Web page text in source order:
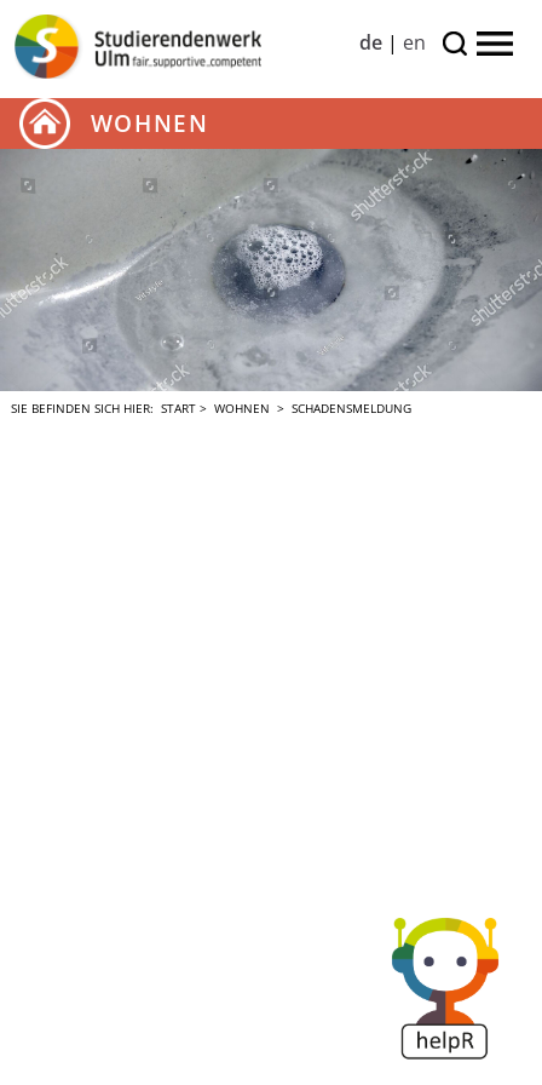
de| en
WOHNEN
SIE BEFINDEN SICH HIER: START> WOHNEN > SCHADENSMELDUNG